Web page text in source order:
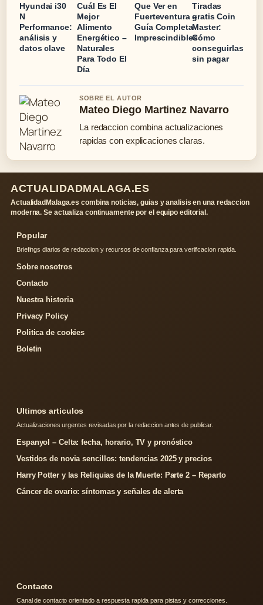
Hyundai i30
N
Performance:
análisis y
datos clave
Cuál Es El
Mejor
Alimento
Energético –
Naturales
Para Todo El
Día
Que Ver en
Fuerteventura –
Guía Completa
Imprescindibles
Tiradas
gratis Coin
Master:
Cómo
conseguirlas
sin pagar
SOBRE EL AUTOR
Mateo Diego Martinez Navarro
La redaccion combina actualizaciones
rapidas con explicaciones claras.
ACTUALIDADMALAGA.ES
ActualidadMalaga.es combina noticias, guias y analisis en una redaccion
moderna. Se actualiza continuamente por el equipo editorial.
Popular
Briefings diarios de redaccion y recursos de confianza para verificacion rapida.
Sobre nosotros
Contacto
Nuestra historia
Privacy Policy
Politica de cookies
Boletin
Ultimos articulos
Actualizaciones urgentes revisadas por la redaccion antes de publicar.
Espanyol – Celta: fecha, horario, TV y pronóstico
Vestidos de novia sencillos: tendencias 2025 y precios
Harry Potter y las Reliquias de la Muerte: Parte 2 – Reparto
Cáncer de ovario: síntomas y señales de alerta
Contacto
Canal de contacto orientado a respuesta rapida para pistas y correcciones.